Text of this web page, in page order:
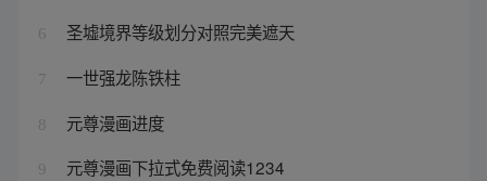
6 圣墟境界等级划分对照完美遮天
7 一世强龙陈铁柱
8 元尊漫画进度
9 元尊漫画下拉式免费阅读1234